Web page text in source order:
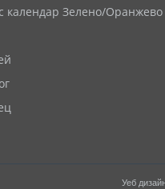
календар Зелено/Оранжево
Уеб